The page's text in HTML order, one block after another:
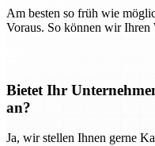
Am besten so früh wie
Voraus. So können wir Ihren
Bietet Ihr
an?
Ja, wir stellen Ihnen gerne